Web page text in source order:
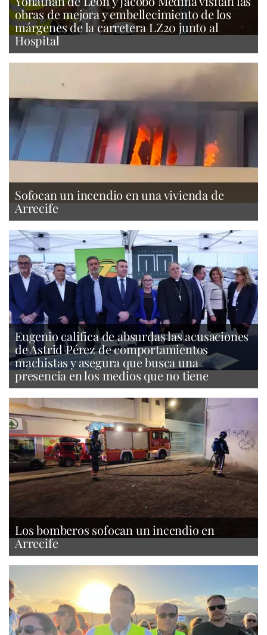
obras de mejora y embellecimiento de los
márgenes de la carretera LZ20 junto al
Hospital
Sofocan un incendio en una vivienda de
Arrecife
Eugenio califica de absurdas las acusaciones
de Astrid Pérez de comportamientos
machistas y asegura que busca una
presencia en los medios que no tiene
Los bomberos sofocan un incendio en
Arrecife